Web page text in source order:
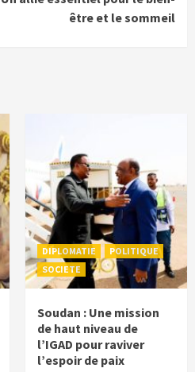
être et le sommeil
DIPLOMATIE
POLITIQUE
SOCIETE
Soudan : Une mission
de haut niveau de
l’IGAD pour raviver
l’espoir de paix